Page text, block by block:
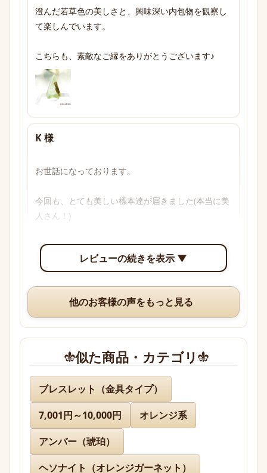
澄んだ若草色の美しさと、興味深い内包物を観察し
て楽しんでいます。
こちらも、素敵なご縁をありがとうございます♪
K 様
お世話になっております。
今回も、とても美しい標本達が届きました(本当に美
人さん！)
透明感のあるブルーからパープル、多色性がはっき
り確認できて眺めていて楽しいです。
いつも、丁寧な梱包や手書きのメッセージ、そして
素敵なオマケまでありがとうございますm(*_ _)m
名無し 様
先日通販を利用させて頂きましたが迅速に対応、お
送り下さりまして有難うございました。
どのお品物も画像で見た以上に美しく、お迎えでき
て本当に嬉しかったです。
レビューの続きを表示 ▼
他のお客様の声をもっと見る
似た商品・カテゴリ
ブレスレット（金具タイプ）
7,001円～10,000円
オレンジ系
アンバー（琥珀）
ヘソナイト（オレンジガーネット）